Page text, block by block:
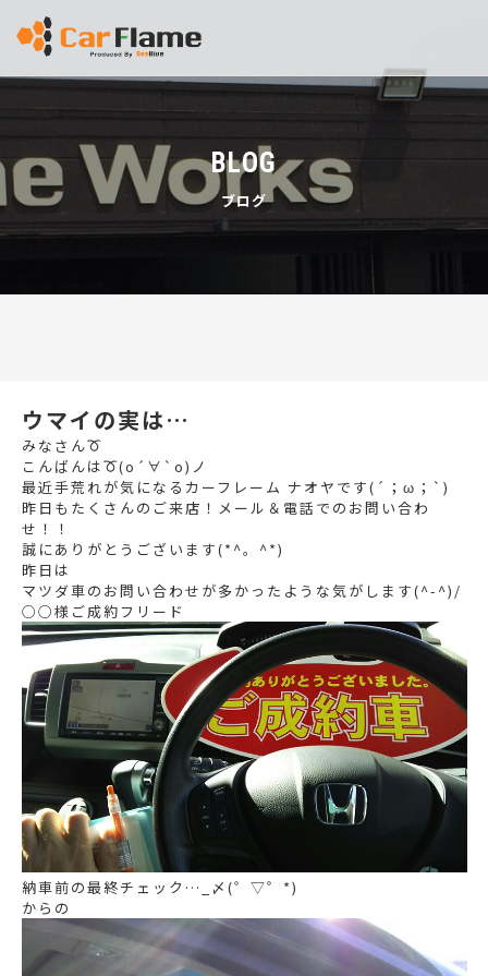
BLOG
ブログ
ウマイの実は…
みなさん
こんばんは
(о´∀`о)ノ
最近手荒れが気になるカーフレーム ナオヤです(´；ω；`)
昨日もたくさんのご来店！メール＆電話でのお問い合わ
せ！！
誠にありがとうございます(*^。^*)
昨日は
マツダ車のお問い合わせが多かったような気がします(^-^)/
○○様ご成約フリード
納車前の最終チェック…_〆(゜▽゜*)
からの